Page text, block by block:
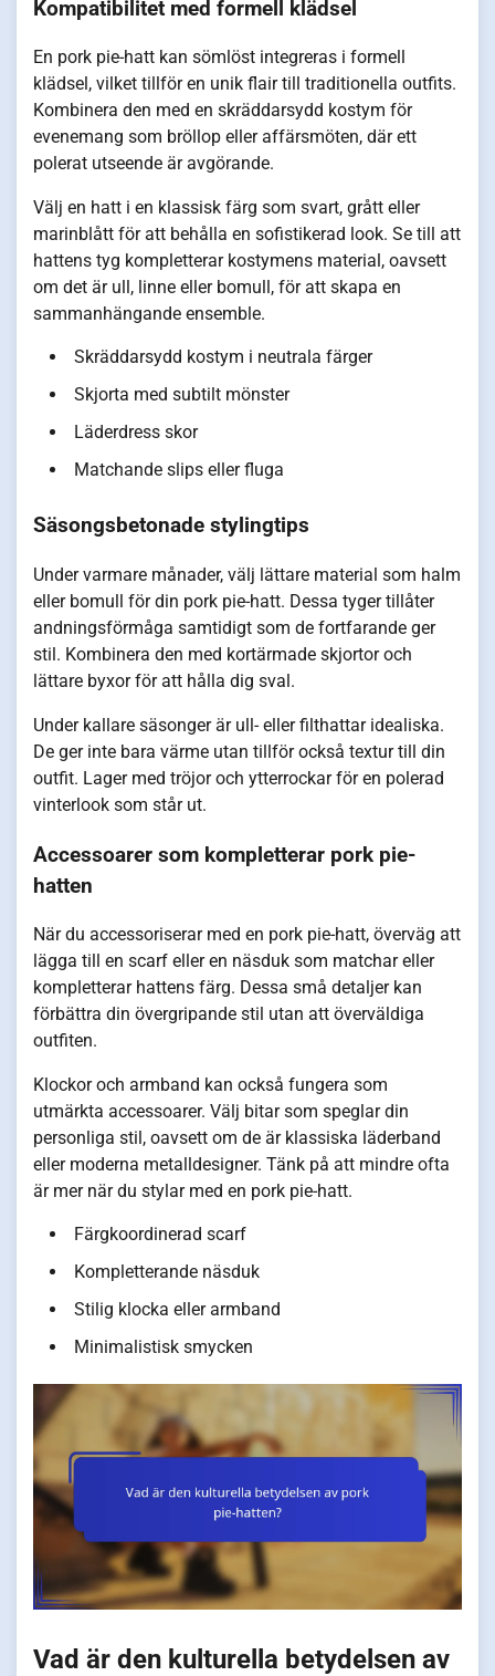
Kompatibilitet med formell klädsel
En pork pie-hatt kan sömlöst integreras i formell
klädsel, vilket tillför en unik flair till traditionella outfits.
Kombinera den med en skräddarsydd kostym för
evenemang som bröllop eller affärsmöten, där ett
polerat utseende är avgörande.
Välj en hatt i en klassisk färg som svart, grått eller
marinblått för att behålla en sofistikerad look. Se till att
hattens tyg kompletterar kostymens material, oavsett
om det är ull, linne eller bomull, för att skapa en
sammanhängande ensemble.
Skräddarsydd kostym i neutrala färger
Skjorta med subtilt mönster
Läderdress skor
Matchande slips eller fluga
Säsongsbetonade stylingtips
Under varmare månader, välj lättare material som halm
eller bomull för din pork pie-hatt. Dessa tyger tillåter
andningsförmåga samtidigt som de fortfarande ger
stil. Kombinera den med kortärmade skjortor och
lättare byxor för att hålla dig sval.
Under kallare säsonger är ull- eller filthattar idealiska.
De ger inte bara värme utan tillför också textur till din
outfit. Lager med tröjor och ytterrockar för en polerad
vinterlook som står ut.
Accessoarer som kompletterar pork pie-
hatten
När du accessoriserar med en pork pie-hatt, överväg att
lägga till en scarf eller en näsduk som matchar eller
kompletterar hattens färg. Dessa små detaljer kan
förbättra din övergripande stil utan att överväldiga
outfiten.
Klockor och armband kan också fungera som
utmärkta accessoarer. Välj bitar som speglar din
personliga stil, oavsett om de är klassiska läderband
eller moderna metalldesigner. Tänk på att mindre ofta
är mer när du stylar med en pork pie-hatt.
Färgkoordinerad scarf
Kompletterande näsduk
Stilig klocka eller armband
Minimalistisk smycken
Vad är den kulturella betydelsen av